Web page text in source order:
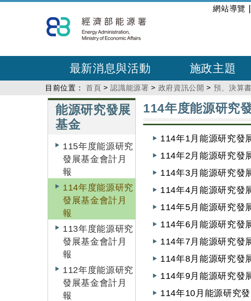
到
主
內
:::
網站導覽
最新消息與活動 施政主題
目前位置： 首頁 >認識能源署 > 政府資訊公開 > 預、決算
:::能源研究發展
基金
115年度能源研究
發展基金會計月
報
114年度能源研究
發展基金會計月
報
113年度能源研究
發展基金會計月
報
112年度能源研究
發展基金會計月
報
114年度能源研究
114年1月能源研究發
114年2月能源研究發
114年3月能源研究發
114年4月能源研究發
114年5月能源研究發
114年6月能源研究發
114年7月能源研究發
114年8月能源研究發
114年9月能源研究發
114年10月能源研究